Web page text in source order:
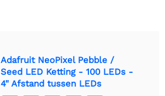
Adafruit NeoPixel Pebble /
Seed LED Ketting - 100 LEDs -
4" Afstand tussen LEDs